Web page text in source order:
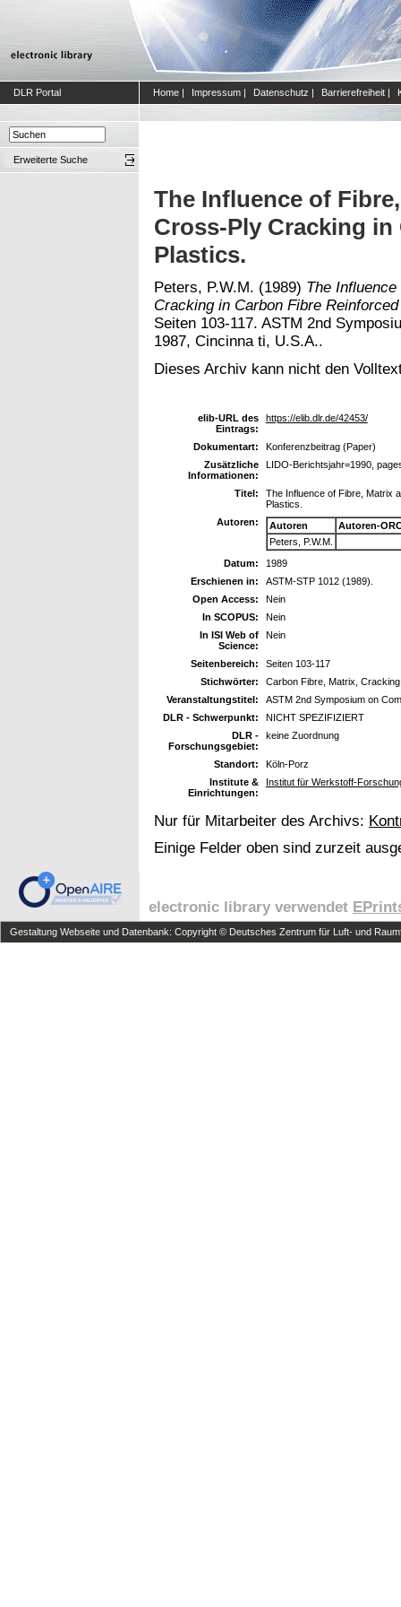
DLR Portal Home | Impressum | Datenschutz | Barrierefreiheit |
Erweiterte Suche
The Influence of
Cross-Ply Cracking
Plastics.
Peters, P.W.M. (1989) The
Cracking in Carbon Fibre
Seiten 103-117. ASTM 2nd
1987, Cincinna ti, U.S.A..
Dieses Archiv kann nicht den
elib-URL des
Eintrags:
https://elib.dlr.de/42453/
Dokumentart:
Konferenzbeitrag (Paper)
Zusätzliche
Informationen:
LIDO-Berichtsjahr=1990,
Titel:
The Influence of Fibre, Matrix
Plastics.
Autoren:
Autoren
Autoren-
Peters, P.W.M.
Datum:
1989
Erschienen in:
ASTM-STP 1012 (1989).
Open Access:
Nein
In SCOPUS:
Nein
In ISI Web of
Science:
Nein
Seitenbereich:
Seiten 103-117
Stichwörter:
Carbon Fibre, Matrix, Cracking
Veranstaltungstitel:
ASTM 2nd Symposium on
DLR - Schwerpunkt:
NICHT SPEZIFIZIERT
DLR -
Forschungsgebiet:
keine Zuordnung
Standort:
Köln-Porz
Institute &
Einrichtungen:
Institut für Werkstoff-
Nur für Mitarbeiter des Archivs:
Einige Felder oben sind zurzeit
electronic library verwendet
Gestaltung Webseite und Datenbank: Copyright © Deutsches Zentrum für Luft- und